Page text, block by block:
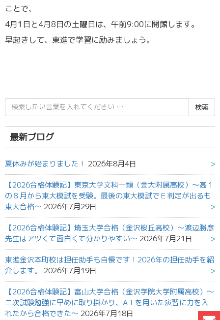
ことで、
4月1日と4月8日の土曜日は、午前9:00に開館します。
早起きして、東進で学習に励みましょう。
検
索
結
果:
最新ブログ
夏休みが始まりました！ 2026年8月4日
【2026合格体験記】東京大学文科一類（金大附属高校）～高１
の８月から東大模試を受験。最後の東大模試でＥ判定が出るも
東大合格～ 2026年7月29日
【2026合格体験記】埼玉大学合格（金沢桜丘高校）～渡辺勝彦
先生はアツくて面白くて分かりやすい～ 2026年7月21日
東進金沢本町校は担任助手も自慢です！2026年の担任助手を紹
介します。
2026年7月19日
【2026合格体験記】富山大学合格（金沢学院大学附属高校）～
二次試験勉強に早めに取り掛かり、AＩを用いた演習に力を入
れたから合格できた～ 2026年7月18日